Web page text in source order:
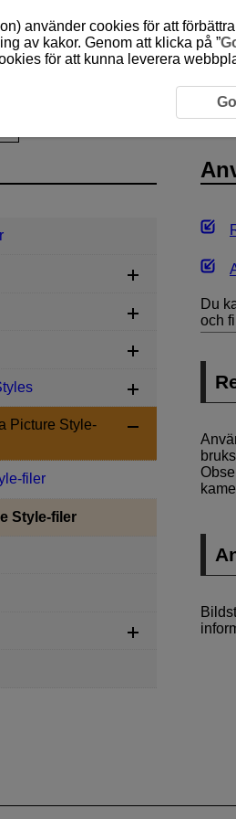
Spara och använda Picture
Du
och
Picture Style-
filer
Style-filer
använder cookies för att
av kakor. Genom att klicka på ”
för att kunna leverera